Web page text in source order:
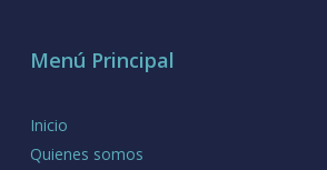
Menú Principal
Inicio
Quienes somos